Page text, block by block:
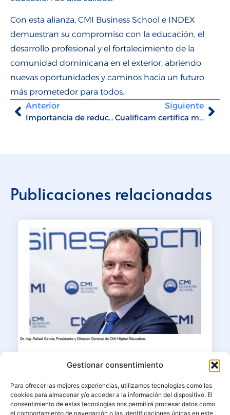
Gestionar consentimiento
Para ofrecer las mejores experiencias, utilizamos tecnologías como las
cookies para almacenar y/o acceder a la información del dispositivo. El
consentimiento de estas tecnologías nos permitirá procesar datos como
el comportamiento de navegación o las identificaciones únicas en este
Con esta alianza, CMI Business School e INDEX
demuestran su compromiso con la educación, el
desarrollo profesional y el fortalecimiento de la
comunidad dominicana en el exterior, abriendo
nuevas oportunidades y caminos hacia un futuro
más prometedor para todos.
Anterior
Importancia de reducir el impacto ambiental y promover la sostenibilidad en las empresas
Siguiente
Cualificam certifica másteres profesionales de CMI Business School
Publicaciones relacionadas
23/06/2026
Corresponsables: “La educación
superior debe formar líderes capaces